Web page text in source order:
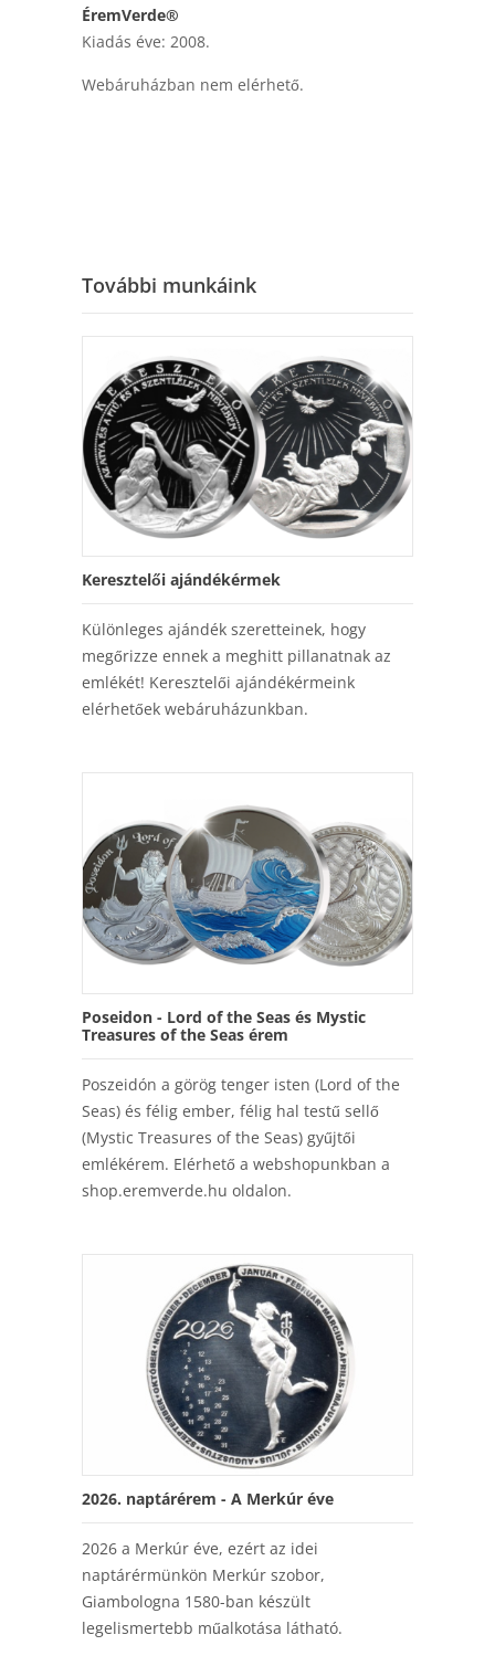
ÉremVerde®
Kiadás éve: 2008.
Webáruházban nem elérhető.
További munkáink
Keresztelői ajándékérmek
Különleges ajándék szeretteinek, hogy
megőrizze ennek a meghitt pillanatnak az
emlékét! Keresztelői ajándékérmeink
elérhetőek webáruházunkban.
Poseidon - Lord of the Seas és Mystic
Treasures of the Seas érem
Poszeidón a görög tenger isten (Lord of the
Seas) és félig ember, félig hal testű sellő
(Mystic Treasures of the Seas) gyűjtői
emlékérem. Elérhető a webshopunkban a
shop.eremverde.hu oldalon.
2026. naptárérem - A Merkúr éve
2026 a Merkúr éve, ezért az idei
naptárérmünkön Merkúr szobor,
Giambologna 1580-ban készült
legelismertebb műalkotása látható.